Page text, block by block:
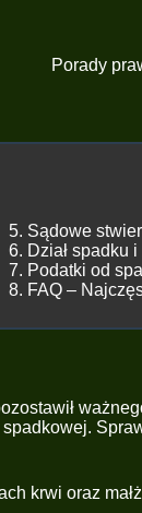
Porady
5. Sądowe
6. Dział spadku
7. Podatki od
8. FAQ –
krwi oraz